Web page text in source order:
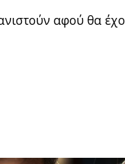
αφού θα